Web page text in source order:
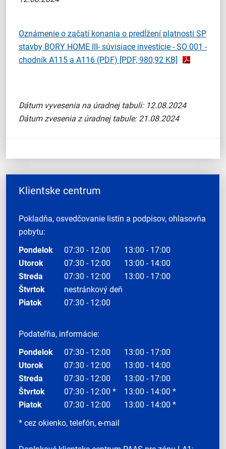
Oznámenie o začatí konania o predĺžení platnosti SP
stavby BORY HOME III- súvisiace investície - SO 001 -
chodník A115 a A116 (PDF) [PDF, 980,92 KB]
Dátum vyvesenia na úradnej tabuli: 12.08.2024
Dátum zvesenia z úradnej tabule: 21.08.2024
Klientske centrum
Pokladňa, osvedčovanie listín a podpisov, ohlasovňa
pobytu:
Pondelok
07:30 - 12:00
13:00 - 17:00
Utorok
07:30 - 12:00
13:00 - 14:00
Streda
07:30 - 12:00
13:00 - 17:00
Štvrtok
nestránkový deň
Piatok
07:30 - 12:00
Podateľňa, informácie:
Pondelok
07:30 - 12:00
13:00 - 17:00
Utorok
07:30 - 12:00
13:00 - 14:00
Streda
07:30 - 12:00
13:00 - 17:00
Štvrtok
07:30 - 12:00 *
13:00 - 14:00 *
Piatok
07:30 - 12:00
13:00 - 14:00 *
* cez okienko, telefón, e-mail